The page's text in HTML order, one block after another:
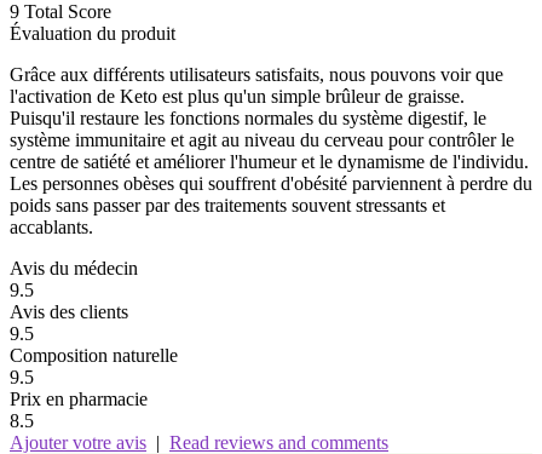
9 Total Score
Évaluation du produit
Grâce aux différents utilisateurs satisfaits, nous pouvons voir que
l'activation de Keto est plus qu'un simple brûleur de graisse.
Puisqu'il restaure les fonctions normales du système digestif, le
système immunitaire et agit au niveau du cerveau pour contrôler le
centre de satiété et améliorer l'humeur et le dynamisme de l'individu.
Les personnes obèses qui souffrent d'obésité parviennent à perdre du
poids sans passer par des traitements souvent stressants et
accablants.
Avis du médecin
9.5
Avis des clients
9.5
Composition naturelle
9.5
Prix ​​en pharmacie
8.5
Ajouter votre avis | Read reviews and comments